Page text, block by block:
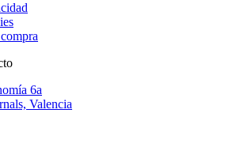
6a
Valencia